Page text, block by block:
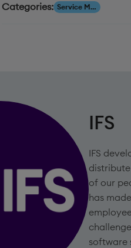
Categories: Service Management
IFS
IFS
of our
has
software